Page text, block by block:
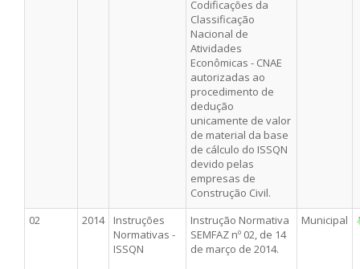
Codificações da
Classificação
Nacional de
Atividades
Econômicas - CNAE
autorizadas ao
procedimento de
dedução
unicamente de valor
de material da base
de cálculo do ISSQN
devido pelas
empresas de
Construção Civil.
02
2014
Instruções
Normativas -
ISSQN
Instrução Normativa
SEMFAZ nº 02, de 14
de março de 2014.
Municipal